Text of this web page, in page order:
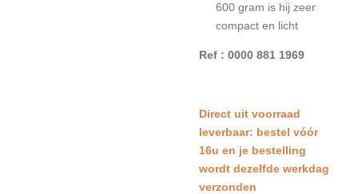
600 gram is hij zeer
compact en licht
Ref : 0000 881 1969
Direct uit voorraad
leverbaar: bestel vóór
16u en je bestelling
wordt dezelfde werkdag
verzonden